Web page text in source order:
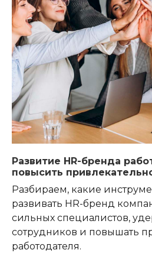
Развитие HR-бренда
повысить
Разбираем, какие
развивать HR-бренд
сильных специалистов,
сотрудников и повышать
работодателя.